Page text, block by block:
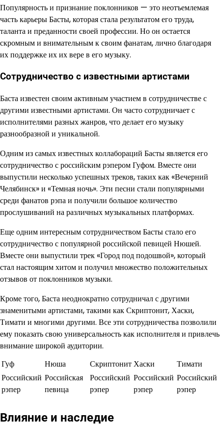
Популярность и признание поклонников — это неотъемлемая
часть карьеры Басты, которая стала результатом его труда,
таланта и преданности своей профессии. Но он остается
скромным и внимательным к своим фанатам, лично благодаря
их поддержке их их вере в его музыку.
Сотрудничество с известными артистами
Баста известен своим активным участием в сотрудничестве с
другими известными артистами. Он часто сотрудничает с
исполнителями разных жанров, что делает его музыку
разнообразной и уникальной.
Одним из самых известных коллабораций Басты является его
сотрудничество с российским рэпером Гуфом. Вместе они
выпустили несколько успешных треков, таких как «Вечерний
Челябинск» и «Темная ночь». Эти песни стали популярными
среди фанатов рэпа и получили большое количество
прослушиваний на различных музыкальных платформах.
Еще одним интересным сотрудничеством Басты стало его
сотрудничество с популярной российской певицей Нюшей.
Вместе они выпустили трек «Город под подошвой», который
стал настоящим хитом и получил множество положительных
отзывов от поклонников музыки.
Кроме того, Баста неоднократно сотрудничал с другими
знаменитыми артистами, такими как Скриптонит, Хаски,
Тимати и многими другими. Все эти сотрудничества позволили
ему показать свою универсальность как исполнителя и привлечь
внимание широкой аудитории.
Гуф
Нюша СкриптонитХаски
Тимати
Российский
рэпер
Российская
певица
Российский
рэпер
Российский
рэпер
Российский
рэпер
Влияние и наследие